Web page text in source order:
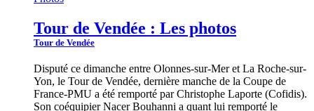
Tour de Vendée : Les photos
Tour de Vendée
Disputé ce dimanche entre Olonnes-sur-Mer et La Roche-sur-
Yon, le Tour de Vendée, dernière manche de la Coupe de
France-PMU a été remporté par Christophe Laporte (Cofidis).
Son coéquipier Nacer Bouhanni a quant lui remporté le